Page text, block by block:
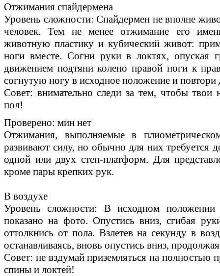
Отжимания спайдермена
Уровень сложности: Спайдермен не вполне
человек. Тем не менее отжимание его
животную пластику и кубический живот:
ноги вместе. Согни руки в локтях, опуская
движением подтяни колено правой ноги к
согнутую ногу в исходное положение и
Совет: внимательно следи за тем, чтобы твои
пол!
Проверено: мин нет
Отжимания, выполняемые в
развивают силу, но обычно для них требуется
одной или двух степ-платформ. Для
кроме пары крепких рук.
В воздухе
Уровень сложности: В исходном
показано на фото. Опустись вниз, сгибая
оттолкнись от пола. Взлетев на секунду в
останавливаясь, вновь опустись вниз,
Совет: не вздумай приземляться на
спины и локтей!